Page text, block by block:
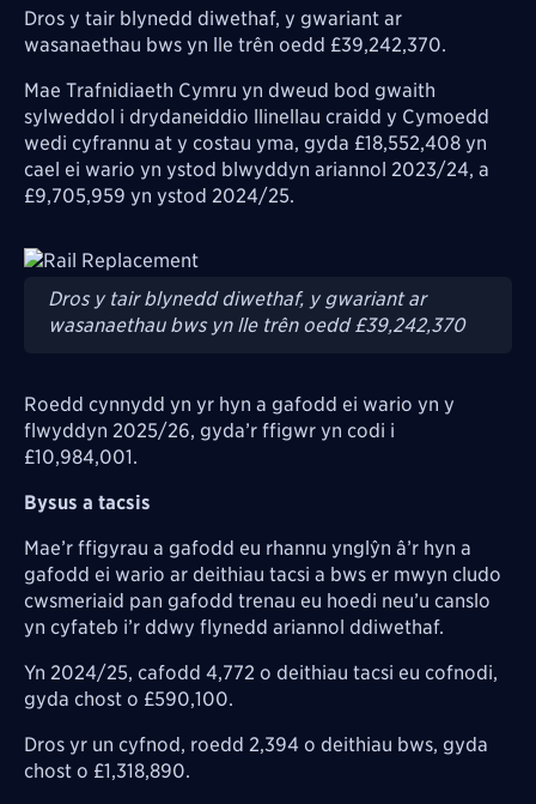
Dros y tair blynedd diwethaf, y gwariant ar
wasanaethau bws yn lle trên oedd £39,242,370.
Mae Trafnidiaeth Cymru yn dweud bod gwaith
sylweddol i drydaneiddio llinellau craidd y Cymoedd
wedi cyfrannu at y costau yma, gyda £18,552,408 yn
cael ei wario yn ystod blwyddyn ariannol 2023/24, a
£9,705,959 yn ystod 2024/25.
Image
Dros y tair blynedd diwethaf, y gwariant ar
wasanaethau bws yn lle trên oedd £39,242,370
Roedd cynnydd yn yr hyn a gafodd ei wario yn y
flwyddyn 2025/26, gyda’r ffigwr yn codi i
£10,984,001.
Bysus a tacsis
Mae’r ffigyrau a gafodd eu rhannu ynglŷn â’r hyn a
gafodd ei wario ar deithiau tacsi a bws er mwyn cludo
cwsmeriaid pan gafodd trenau eu hoedi neu’u canslo
yn cyfateb i’r ddwy flynedd ariannol ddiwethaf.
Yn 2024/25, cafodd 4,772 o deithiau tacsi eu cofnodi,
gyda chost o £590,100.
Dros yr un cyfnod, roedd 2,394 o deithiau bws, gyda
chost o £1,318,890.